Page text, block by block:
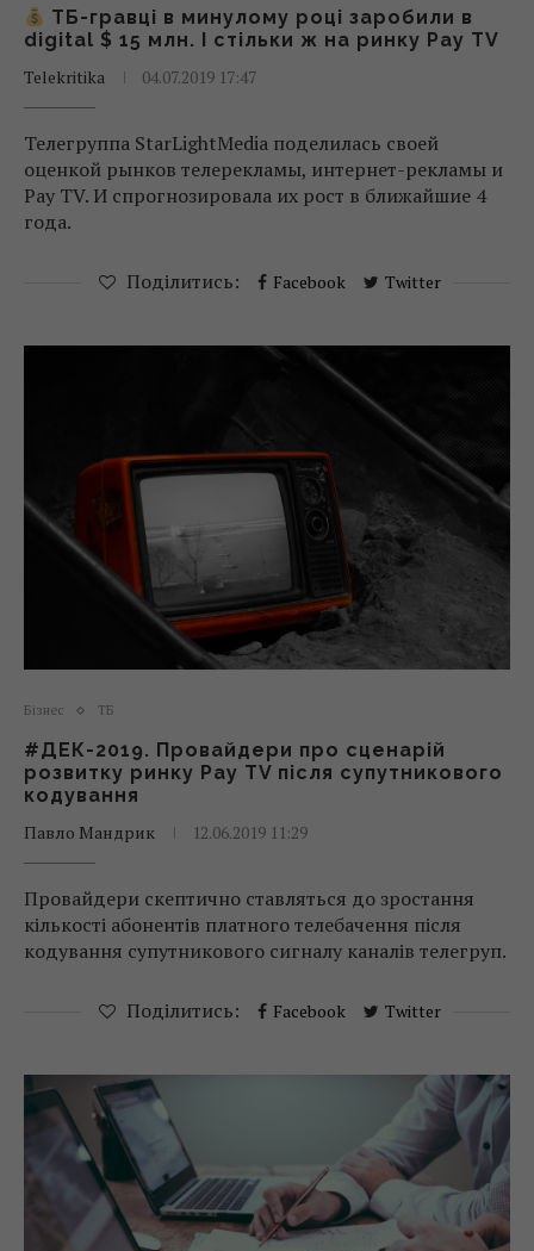
ТБ-гравці в минулому році заробили в
digital $ 15 млн. І стільки ж на ринку Pay TV
Telekritika
04.07.2019 17:47
Телегруппа StarLightMedia поделилась своей
оценкой рынков телерекламы, интернет-рекламы и
Pay TV. И спрогнозировала их рост в ближайшие 4
года.
Поділитись: Facebook Twitter
Бізнес ТБ
#ДЕК-2019. Провайдери про сценарій
розвитку ринку Pay TV після супутникового
кодування
Павло Мандрик
12.06.2019 11:29
Провайдери скептично ставляться до зростання
кількості абонентів платного телебачення після
кодування супутникового сигналу каналів телегруп.
Поділитись: Facebook Twitter